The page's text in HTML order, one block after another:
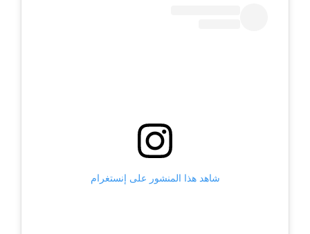
شاهد هذا المنشور على إنستغرام